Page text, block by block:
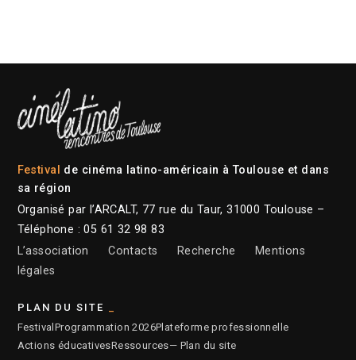
Festival de cinéma latino-américain à Toulouse et dans
sa région
Organisé par l’ARCALT, 77 rue du Taur, 31000 Toulouse –
Téléphone : 05 61 32 98 83
L’association
Contacts Recherche
Mentions
légales
PLAN DU SITE
Festival Programmation 2026Plateforme professionnelle
Actions éducativesRessources— Plan du site